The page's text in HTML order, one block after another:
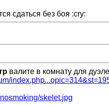
сдаться без боя :cry:
валите в комнату для
skelet.jpg